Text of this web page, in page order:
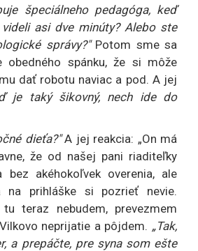
špeciálneho pedagóga, keď
asi dve minúty? Alebo ste
správy?"Potom sme sa
obedného spánku, že si môže
dať robotu naviac a pod. A jej
je taký šikovný, nech ide do
dieťa?"A jej reakcia: „On má
že od našej pani riaditeľky
bez akéhokoľvek overenia, ale
na prihláške si pozrieť nevie.
teraz nebudem, prevezmem
neprijatie a pôjdem. „Tak,
a prepáčte, pre syna som ešte